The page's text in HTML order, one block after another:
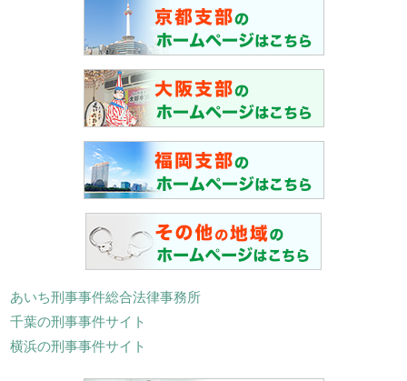
あいち刑事事件総合法律事務所
千葉の刑事事件サイト
横浜の刑事事件サイト